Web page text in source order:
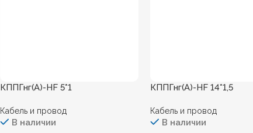
КППГнг(А)-HF 5*1
Кабель и провод
В наличии
КППГнг(А)-HF 14*1,5
Кабель и провод
В наличии